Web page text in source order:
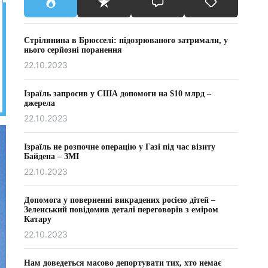
Стрілянина в Брюсселі: підозрюваного затримали, у
нього серйозні поранення
22.10.2023
Ізраїль запросив у США допомоги на $10 млрд –
джерела
22.10.2023
Ізраїль не розпочне операцію у Газі під час візиту
Байдена – ЗМІ
22.10.2023
Допомога у поверненні викрадених росією дітей –
Зеленський повідомив деталі переговорів з еміром
Катару
22.10.2023
Нам доведеться масово депортувати тих, хто немає